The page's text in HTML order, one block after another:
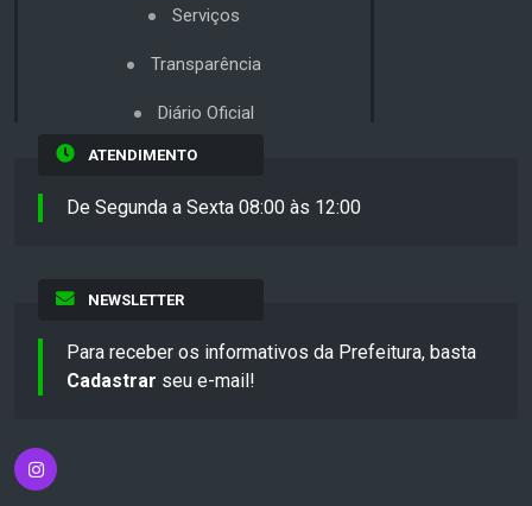
Serviços
Transparência
Diário Oficial
ATENDIMENTO
De Segunda a Sexta 08:00 às 12:00
NEWSLETTER
Para receber os informativos da Prefeitura, basta
Cadastrar seu e-mail!